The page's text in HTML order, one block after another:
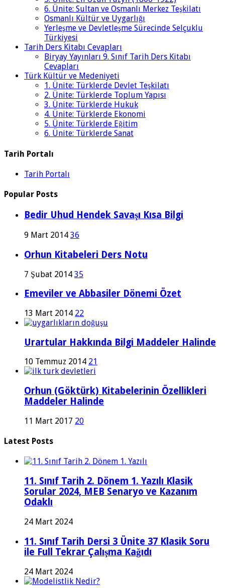
6. Ünite: Sultan ve Osmanlı Merkez Teşkilatı
Osmanlı Kültür ve Uygarlığı
Yerleşme ve Devletleşme Sürecinde Selçuklu
Türkiyesi
Tarih Ders Kitabı Cevapları
Biryay Yayınları 9. Sınıf Tarih Ders Kitabı
Cevapları
Türk Kültür ve Medeniyeti
1. Ünite: Türklerde Devlet Teşkilatı
2. Ünite: Türklerde Toplum Yapısı
3. Ünite: Türklerde Hukuk
4. Ünite: Türklerde Ekonomi
5. Ünite: Türklerde Eğitim
6. Ünite: Türklerde Sanat
Tarih Portalı
Tarih Portalı
Popular Posts
Bedir Uhud Hendek Savaşı Kısa Bilgi
9 Mart 2014 36
Orhun Kitabeleri Ders Notu
7 Şubat 2014 35
Emeviler ve Abbasiler Dönemi Özet
13 Mart 2014 22
Urartular Hakkında Bilgi Maddeler Halinde
10 Temmuz 2014 21
Orhun (Göktürk) Kitabelerinin Özellikleri
Maddeler Halinde
11 Mart 2017 20
Latest Posts
11. Sınıf Tarih 2. Dönem 1. Yazılı Klasik
Sorular 2024, MEB Senaryo ve Kazanım
Odaklı
24 Mart 2024
11. Sınıf Tarih Dersi 3 Ünite 37 Klasik Soru
ile Full Tekrar Çalışma Kağıdı
24 Mart 2024